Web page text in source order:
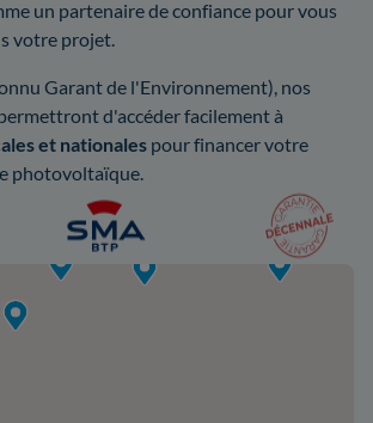
un partenaire de confiance pour vous
votre projet.
Garant de l'Environnement), nos
d'accéder facilement à
et nationales pour financer votre
photovoltaïque.